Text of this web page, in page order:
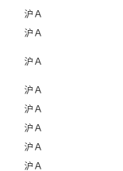
沪Ａ
沪Ａ
沪Ａ
沪Ａ
沪Ａ
沪Ａ
沪Ａ
沪Ａ